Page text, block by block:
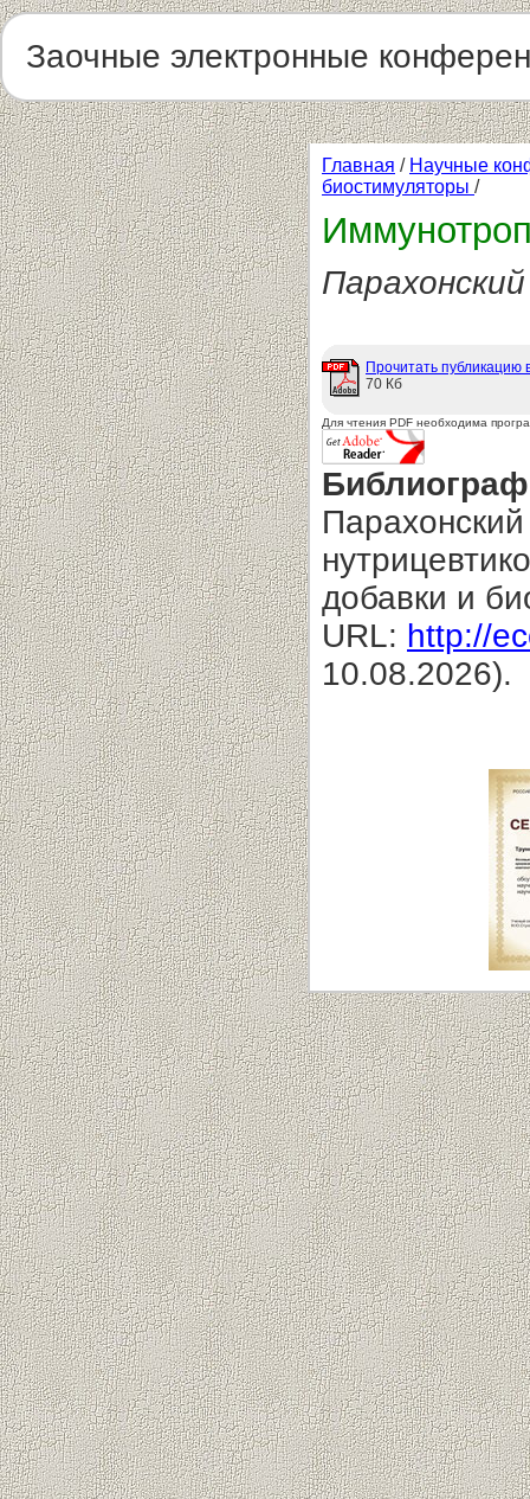
Заочные электронные
Главная / Научные
биостимуляторы /
Прочитать публикацию
70 Кб
Для чтения PDF необходима
добавки и
URL: http://
10.08.2026).